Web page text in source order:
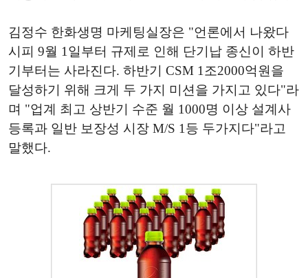
김정수 한화생명 마케팅실장은 "언론에서 나왔다
시피 9월 1일부터 규제로 인해 단기납 종신이 하반
기부터는 사라진다. 하반기 CSM 1조2000억원을
달성하기 위해 크게 두 가지 미션을 가지고 있다"라
며 "업계 최고 상반기 수준 월 1000명 이상 설계사
등록과 일반 보장성 시장 M/S 1등 두가지다"라고
말했다.